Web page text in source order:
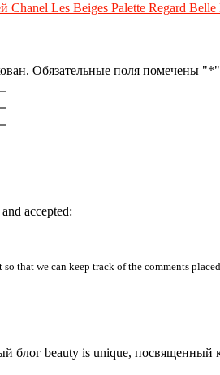
Chanel Les Beiges Palette Regard
Обязательные поля помечены
accepted:
that we can keep track of the comments
блог beauty is unique,